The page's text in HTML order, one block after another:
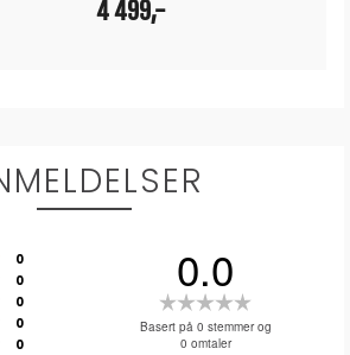
4 499,-
Karakter: 5 av 5 mulige
0
Karakter: 4 av 5 mulige
0
Karakter: 3 av 5 mulige
0
Karakter: 2 av 5 mulige
0
Karakter: 1 av 5 mulige
0
0.0
0.0
Basert på 0 stemmer og
0 omtaler